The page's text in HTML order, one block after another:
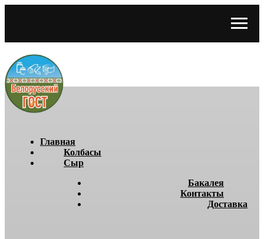
Главная
Колбасы
Сыр
Бакалея
Контакты
Доставка